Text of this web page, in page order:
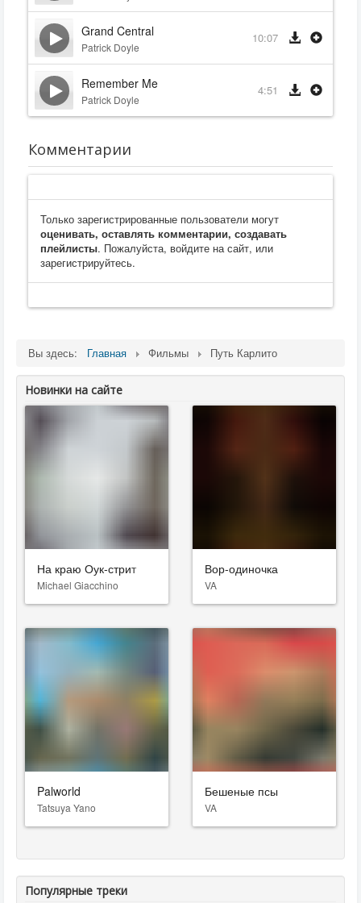
Grand Central
Patrick Doyle
10:07
Remember Me
Patrick Doyle
4:51
Комментарии
Только зарегистрированные пользователи могут
оценивать, оставлять комментарии, создавать
плейлисты. Пожалуйста, войдите на сайт, или
зарегистрируйтесь.
Вы здесь: Главная Фильмы Путь Карлито
Новинки на сайте
На краю Оук-стрит
Michael Giacchino
Вор-одиночка
VA
Palworld
Tatsuya Yano
Бешеные псы
VA
Популярные треки